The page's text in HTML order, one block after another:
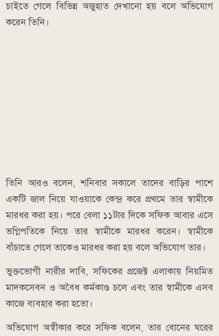
চাইতে গেলে বিভিন্ন অজুহাত দেখানো হয় বলে অভিযোগ
করেন তিনি।
তিনি আরও বলেন, শনিবার সকালে তাদের বাড়ির পাশে
একটি জাল নিয়ে যাওয়াকে কেন্দ্র করে প্রথমে তার স্বামীকে
মারধর করা হয়। পরে বেলা ১১টার দিকে সফিক আবার এসে
ভগ্নিপতিকে নিয়ে তার স্বামীকে মারধর করেন। স্বামীকে
বাঁচাতে গেলে তাকেও মারধর করা হয় বলে অভিযোগ তার।
ভুক্তভোগী নারীর দাবি, সফিকের প্রজেক্ট এলাকায় নিয়মিত
মাদকসেবন ও অবৈধ কর্মকাণ্ড চলে এবং তার স্বামীকে এসব
কাজে ব্যবহার করা হতো।
অভিযোগ অস্বীকার করে সফিক বলেন, তার বোনের ঘরের